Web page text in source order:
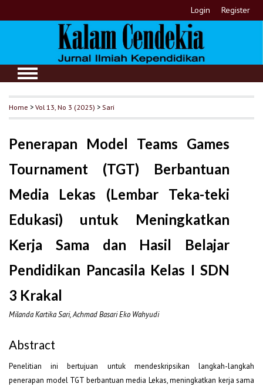
Login Register
Home >Vol 13, No 3 (2025) >Sari
Penerapan Model Teams Games
Tournament (TGT) Berbantuan
Media Lekas (Lembar Teka-teki
Edukasi) untuk Meningkatkan
Kerja Sama dan Hasil Belajar
Pendidikan Pancasila Kelas I SDN
3 Krakal
Milanda Kartika Sari, Achmad Basari Eko Wahyudi
Abstract
Penelitian ini bertujuan untuk mendeskripsikan langkah-langkah
penerapan model TGT berbantuan media Lekas, meningkatkan kerja sama